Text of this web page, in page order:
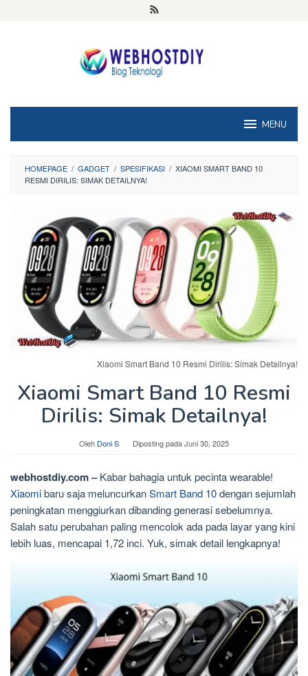
MENU
HOMEPAGE / GADGET / SPESIFIKASI / XIAOMI SMART BAND 10
RESMI DIRILIS: SIMAK DETAILNYA!
Xiaomi Smart Band 10 Resmi Dirilis: Simak Detailnya!
Xiaomi Smart Band 10 Resmi
Dirilis: Simak Detailnya!
Oleh Doni S Diposting padaJuni 30, 2025
webhostdiy.com –Kabar bahagia untuk pecinta wearable!
Xiaomibaru saja meluncurkanSmart Band 10dengan sejumlah
peningkatan menggiurkan dibanding generasi sebelumnya.
Salah satu perubahan paling mencolok ada pada layar yang kini
lebih luas, mencapai 1,72 inci. Yuk, simak detail lengkapnya!